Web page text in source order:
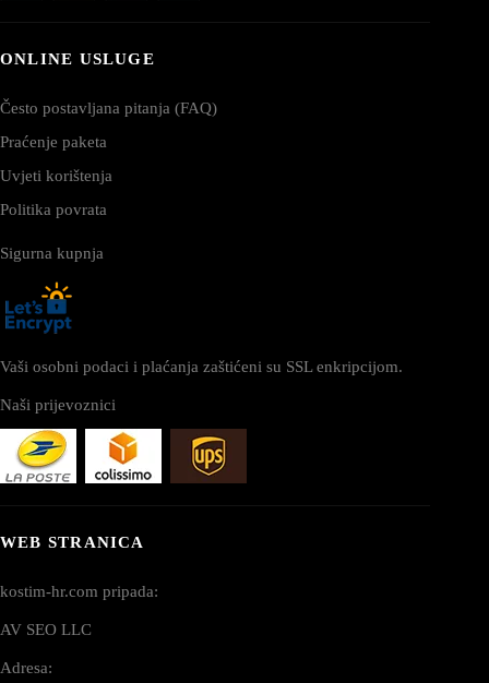
ONLINE USLUGE
Često postavljana pitanja (FAQ)
Praćenje paketa
Uvjeti korištenja
Politika povrata
Sigurna kupnja
Vaši osobni podaci i plaćanja zaštićeni su SSL enkripcijom.
Naši prijevoznici
WEB STRANICA
kostim-hr.com pripada:
AV SEO LLC
Adresa: